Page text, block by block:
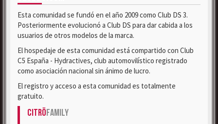
Esta comunidad se fundó en el año 2009 como Club DS 3.
Posteriormente evolucionó a Club DS para dar cabida a los
usuarios de otros modelos de la marca.
El hospedaje de esta comunidad está compartido con Club
C5 España - Hydractives, club automovilístico registrado
como asociación nacional sin ánimo de lucro.
El registro y acceso a esta comunidad es totalmente
gratuito.
CitröFamily